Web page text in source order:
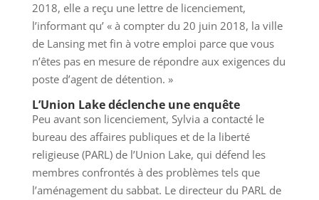
2018, elle a reçu une lettre de licenciement,
l’informant qu’ « à compter du 20 juin 2018, la ville
de Lansing met fin à votre emploi parce que vous
n’êtes pas en mesure de répondre aux exigences du
poste d’agent de détention. »
L’Union Lake déclenche une enquête
Peu avant son licenciement, Sylvia a contacté le
bureau des affaires publiques et de la liberté
religieuse (PARL) de l’Union Lake, qui défend les
membres confrontés à des problèmes tels que
l’aménagement du sabbat. Le directeur du PARL de